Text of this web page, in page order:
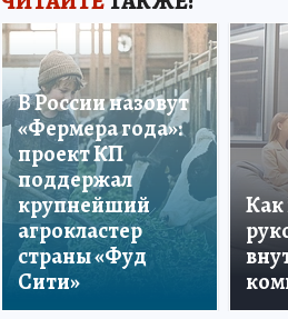
В России назовут
«Фермера года»:
проект КП
поддержал
крупнейший
агрокластер
страны «Фуд
Сити»
Как